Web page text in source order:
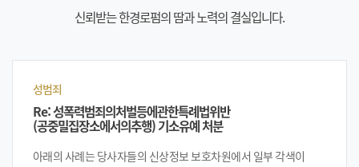
신뢰받는 한경로펌의 땀과 노력의 결실입니다.
성범죄
Re: 성폭력범죄의처벌등에관한특례법위반
(공중밀집장소에서의추행) 기소유예 처분
아래의 사례는 당사자들의 신상정보 보호차원에서 일부 각색이